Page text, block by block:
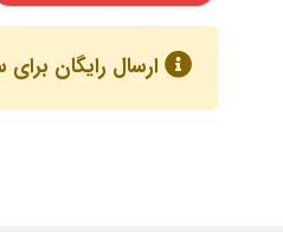
ارسال رایگان برای سفارش